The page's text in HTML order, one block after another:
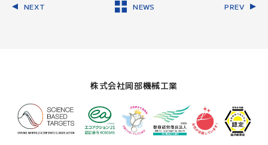
NEXT NEWS PREV
株式会社岡部機械工業